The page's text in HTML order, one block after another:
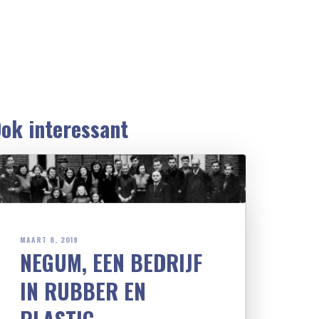
interessant
MAART 8, 2019
NEGUM, EEN BEDRIJF
IN RUBBER EN